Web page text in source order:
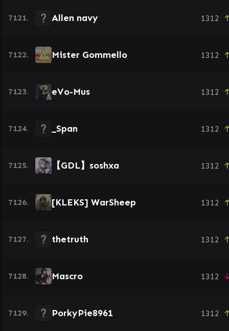
7121. Allen navy 1312
7122. Mister Gommello 1312
7123. eVo-Mus 1312
7124. _Span 1312
7125. 【GDL】soshxa 1312
7126. [KLEKS] WarSheep 1312
7127. thetruth 1312
7128. Mascro 1312
7129. PorkyPie8961 1312